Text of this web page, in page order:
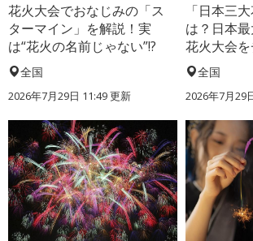
花火大会でおなじみの「ス
ターマイン」を解説！実
は“花火の名前じゃない”!?
全国
2026年7月29日 11:49 更新
「日本三
は？日本
花火大会を
全国
2026年7月29